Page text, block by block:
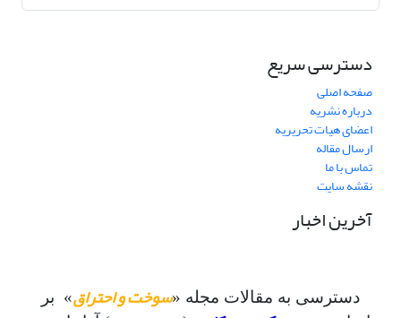
دسترسی سریع
صفحه اصلی
درباره نشریه
اعضای هیات تحریریه
ارسال مقاله
تماس با ما
نقشه سایت
آخرین اخبار
دسترسی به مقالات مجله «سوخت و احتراق» بر